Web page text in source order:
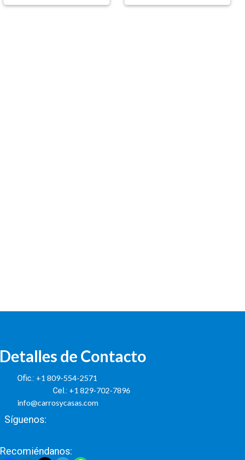
Detalles de Contacto
Ofic.: +1 809-554-2571
Cel.: +1 829-702-7896
info@carrosycasas.com
Síguenos:
Recomiéndanos: